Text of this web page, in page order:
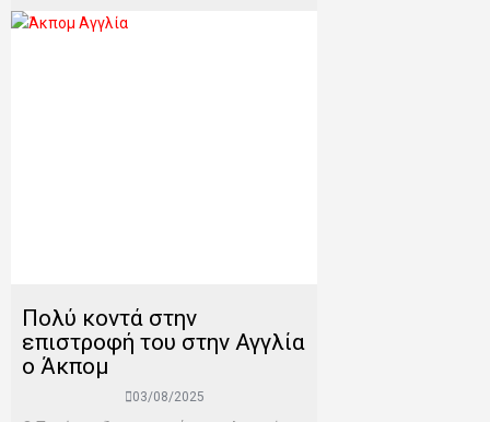
Πολύ κοντά στην
επιστροφή του στην Αγγλία
ο Άκπομ
03/08/2025